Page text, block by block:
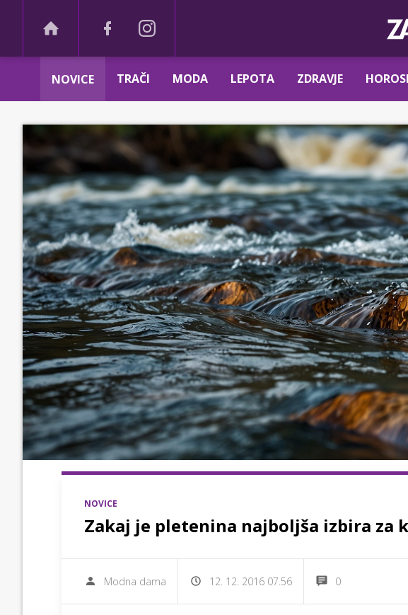
NOVICE TRAČI MODA LEPOTA ZDRAVJE
NOVICE
Zakaj je pletenina najboljša izbira za
Modna dama 12. 12. 2016 07.56 0